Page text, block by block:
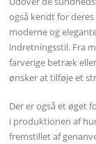
også kendt for
moderne og
indretningsstil. Fra
farverige betræk
ønsker at tilføje et
Der er også et øget
i produktionen af
fremstillet af